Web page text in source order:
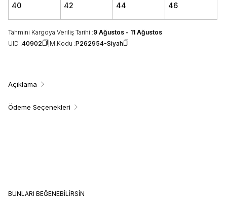
40 42 44 46
Tahmini Kargoya Veriliş Tarihi :9 Ağustos - 11 Ağustos
UID :40902 M.Kodu :P262954-Siyah
Açıklama
Ödeme Seçenekleri
BUNLARI BEĞENEBILIRSIN